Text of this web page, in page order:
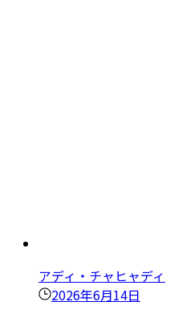
アディ・チャヒャディ
2026年6月14日